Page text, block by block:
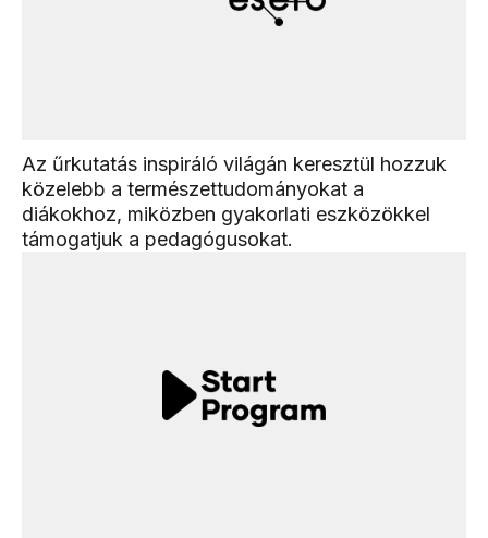
Az űrkutatás inspiráló világán keresztül hozzuk
közelebb a természettudományokat a
diákokhoz, miközben gyakorlati eszközökkel
támogatjuk a pedagógusokat.